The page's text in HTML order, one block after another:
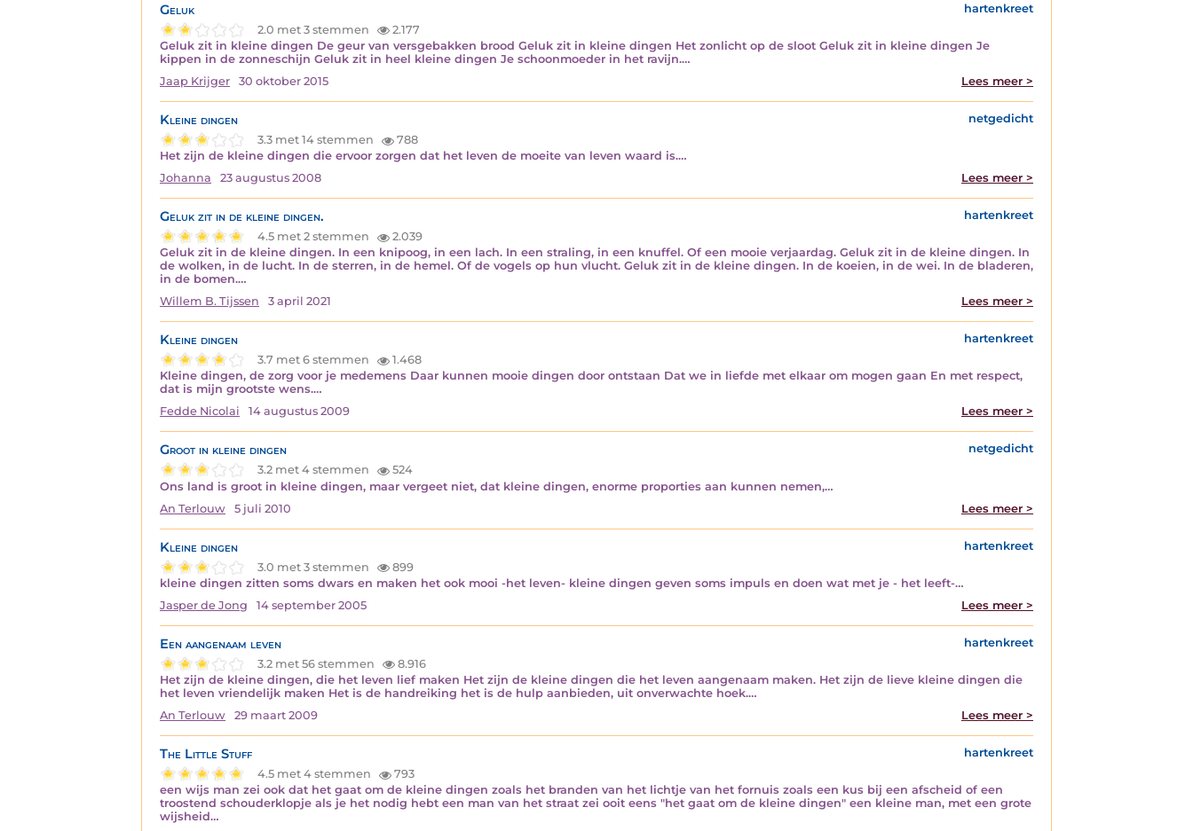
Geluk
hartenkreet
2.0 met 3 stemmen
2.177
Geluk zit in kleine dingen De geur van versgebakken brood Geluk zit in kleine dingen Het zonlicht op de sloot Geluk zit in kleine dingen Je
kippen in de zonneschijn Geluk zit in heel kleine dingen Je schoonmoeder in het ravijn.…
Jaap Krijger
30 oktober 2015 Lees meer >
Kleine dingen
netgedicht
3.3 met 14 stemmen
788
Het zijn de kleine dingen die ervoor zorgen dat het leven de moeite van leven waard is.…
Johanna
23 augustus 2008 Lees meer >
Geluk zit in de kleine dingen.
hartenkreet
4.5 met 2 stemmen
2.039
Geluk zit in de kleine dingen. In een knipoog, in een lach. In een straling, in een knuffel. Of een mooie verjaardag. Geluk zit in de kleine dingen. In
de wolken, in de lucht. In de sterren, in de hemel. Of de vogels op hun vlucht. Geluk zit in de kleine dingen. In de koeien, in de wei. In de bladeren,
in de bomen.…
Willem B. Tijssen
3 april 2021 Lees meer >
Kleine dingen
hartenkreet
3.7 met 6 stemmen
1.468
Kleine dingen, de zorg voor je medemens Daar kunnen mooie dingen door ontstaan Dat we in liefde met elkaar om mogen gaan En met respect,
dat is mijn grootste wens.…
Fedde Nicolai
14 augustus 2009 Lees meer >
Groot in kleine dingen
netgedicht
3.2 met 4 stemmen
524
Ons land is groot in kleine dingen, maar vergeet niet, dat kleine dingen, enorme proporties aan kunnen nemen,…
An Terlouw
5 juli 2010 Lees meer >
Kleine dingen
hartenkreet
3.0 met 3 stemmen
899
kleine dingen zitten soms dwars en maken het ook mooi -het leven- kleine dingen geven soms impuls en doen wat met je - het leeft-…
Jasper de Jong
14 september 2005 Lees meer >
Een aangenaam leven
hartenkreet
3.2 met 56 stemmen
8.916
Het zijn de kleine dingen, die het leven lief maken Het zijn de kleine dingen die het leven aangenaam maken. Het zijn de lieve kleine dingen die
het leven vriendelijk maken Het is de handreiking het is de hulp aanbieden, uit onverwachte hoek.…
An Terlouw
29 maart 2009 Lees meer >
The Little Stuff
hartenkreet
4.5 met 4 stemmen
793
een wijs man zei ook dat het gaat om de kleine dingen zoals het branden van het lichtje van het fornuis zoals een kus bij een afscheid of een
troostend schouderklopje als je het nodig hebt een man van het straat zei ooit eens "het gaat om de kleine dingen" een kleine man, met een grote
wijsheid…